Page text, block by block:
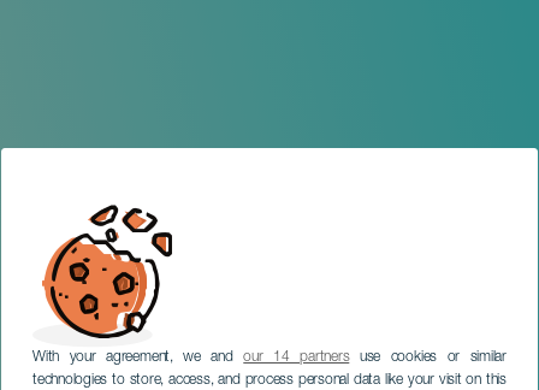
With your agreement, we andour 14 partnersuse cookies or similar
technologies to store, access, and process personal data like your visit on this